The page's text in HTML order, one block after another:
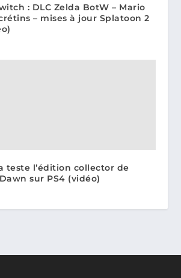
: DLC Zelda BotW – Mario
– mises à jour Splatoon 2
teste l’édition collector de
sur PS4 (vidéo)